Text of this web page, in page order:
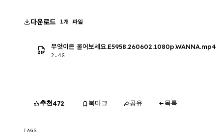
다운로드 1개 파일
무엇이든 물어보세요.E5958.260602.1080p.WANNA.mp4
2.4G
추천472 북마크 공유 목록
TAGS